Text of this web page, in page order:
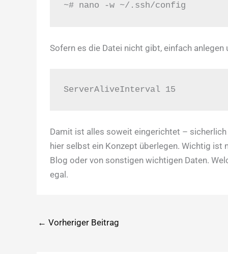
~# nano -w ~/.ssh/config
Sofern es die Datei nicht gibt, einfach
ServerAliveInterval 15
Damit ist alles soweit eingerichtet –
hier selbst ein Konzept überlegen. Wichtig ist
Blog oder von sonstigen wichtigen Daten.
egal.
← Vorheriger Beitrag